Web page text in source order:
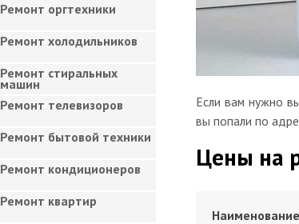
Если вам нужно
вы попали по
Цены на
Ремонт оргтехники
Ремонт холодильников
Ремонт стиральных
машин
Ремонт телевизоров
Ремонт бытовой техники
Ремонт кондиционеров
Ремонт квартир